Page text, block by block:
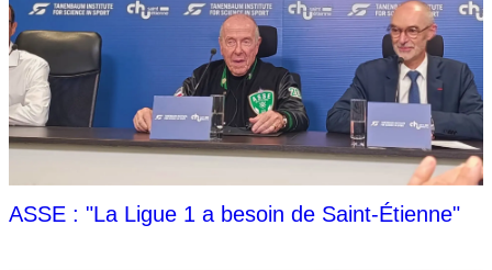
ASSE : "La Ligue 1 a besoin de Saint-Étienne"